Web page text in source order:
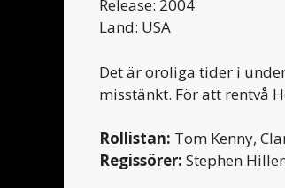
Release: 2004
Land: USA
Det är oroliga tider i
misstänkt. För att rentvå
Rollistan: Tom Kenny,
Regissörer: Stephen